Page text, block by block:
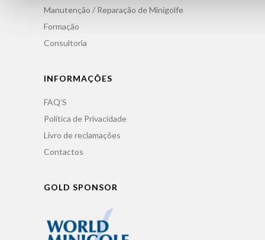
Manutenção / Reparação de Minigolfe
Formação
Consultoria
INFORMAÇÕES
FAQ’S
Política de Privacidade
Livro de reclamações
Contactos
GOLD SPONSOR